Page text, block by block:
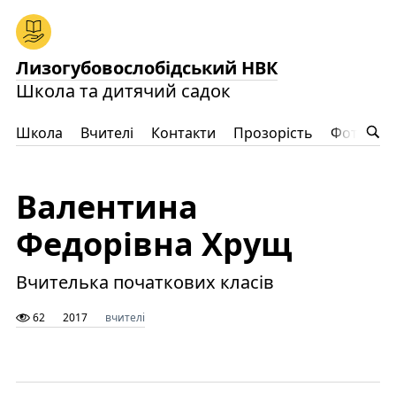
Лизогубовослобідський НВК
Школа та дитячий садок
Школа Вчителі Контакти Прозорість Фото
Валентина
Федорівна Хрущ
Вчителька початкових класів
62 2017 вчителі